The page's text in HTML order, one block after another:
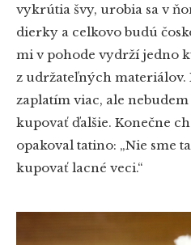
vykrútia švy, urobia sa v
dierky a celkovo budú
mi v pohode vydrží jedno
z udržateľných
zaplatím viac, ale
kupovať ďalšie. Konečne
opakoval tatino: „Nie sme
kupovať lacné veci.“